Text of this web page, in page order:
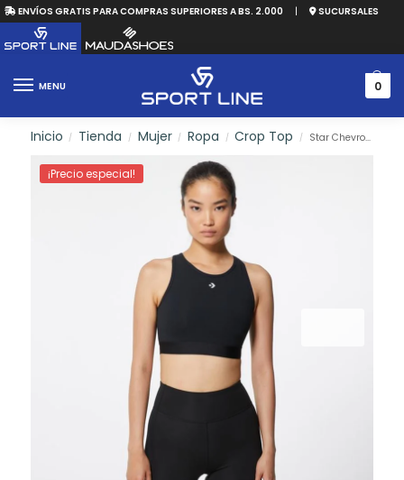
ENVÍOS GRATIS PARA COMPRAS SUPERIORES A BS. 2.000 | SUCURSALES
MENU 0
Inicio / Tienda / Mujer / Ropa / Crop Top / Star Chevron Bra Top
¡Precio especial!